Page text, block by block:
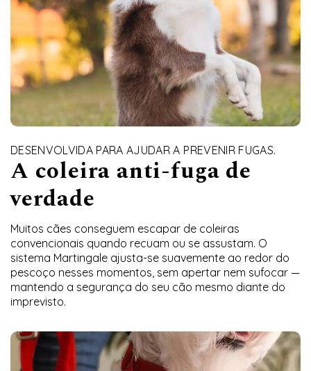
DESENVOLVIDA PARA AJUDAR A PREVENIR FUGAS.
A coleira anti-fuga de
verdade
Muitos cães conseguem escapar de coleiras
convencionais quando recuam ou se assustam. O
sistema Martingale ajusta-se suavemente ao redor do
pescoço nesses momentos, sem apertar nem sufocar —
mantendo a segurança do seu cão mesmo diante do
imprevisto.